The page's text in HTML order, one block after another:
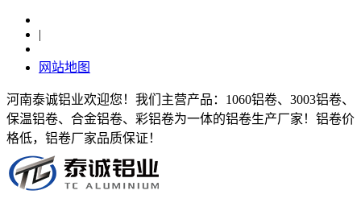
|
网站地图
河南泰诚铝业欢迎您！我们主营产品：1060铝卷、3003铝卷、
保温铝卷、合金铝卷、彩铝卷为一体的铝卷生产厂家！铝卷价
格低，铝卷厂家品质保证！